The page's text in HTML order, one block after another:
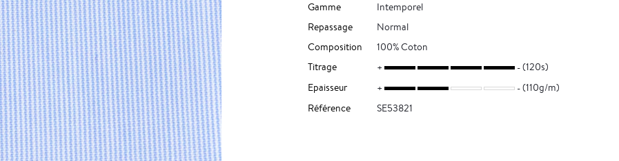
Gamme
Intemporel
Repassage
Normal
Composition
100% Coton
Titrage
(120s)
Epaisseur
(110g/m)
Référence
SE53821